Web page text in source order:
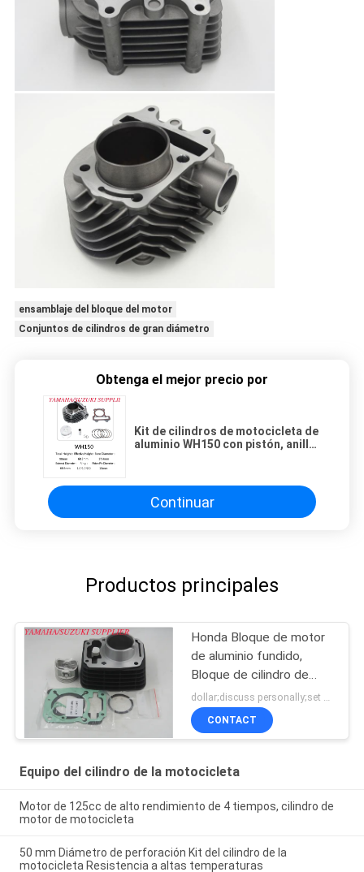
ensamblaje del bloque del motor
Conjuntos de cilindros de gran diámetro
Obtenga el mejor precio por
Kit de cilindros de motocicleta de
aluminio WH150 con pistón, anillo
Continuar
Productos principales
Honda Bloque de motor
de aluminio fundido,
Bloque de cilindro de
motocicleta
personalizado
dollar;discuss personally;set MOQ:Negociación
CONTACT
Equipo del cilindro de la motocicleta
Motor de 125cc de alto rendimiento de 4 tiempos, cilindro de
motor de motocicleta
50 mm Diámetro de perforación Kit del cilindro de la
motocicleta Resistencia a altas temperaturas